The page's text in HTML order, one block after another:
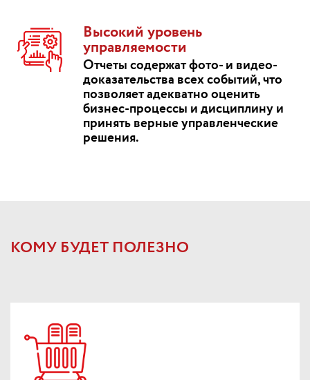
Высокий уровень
управляемости
Отчеты содержат фото- и видео-
доказательства всех событий, что
позволяет адекватно оценить
бизнес-процессы и дисциплину и
принять верные управленческие
решения.
КОМУ БУДЕТ ПОЛЕЗНО